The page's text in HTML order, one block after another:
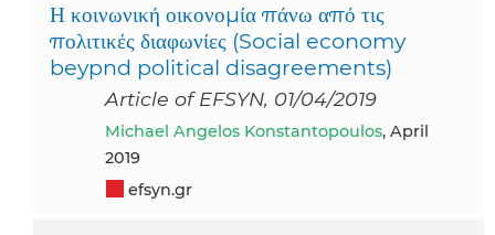
Η κοινωνική οικονομία πάνω από τις
πολιτικές διαφωνίες (Social economy
beypnd political disagreements)
Article of EFSYN, 01/04/2019
Michael Angelos Konstantopoulos, April
2019
efsyn.gr